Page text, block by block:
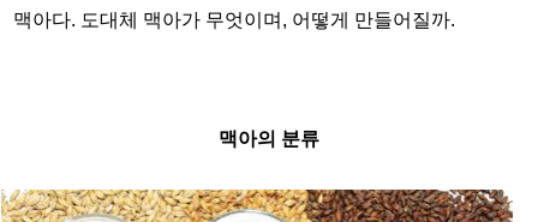
맥아다. 도대체 맥아가 무엇이며, 어떻게 만들어질까.
맥아의 분류